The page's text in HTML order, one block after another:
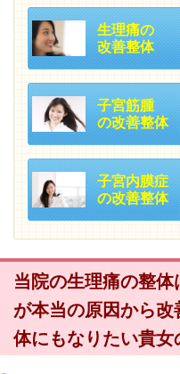
生理痛の
改善整体
子宮筋腫
の改善整体
子宮内膜症
の改善整体
当院の生理痛の整
が本当の原因から
体にもなりたい貴女